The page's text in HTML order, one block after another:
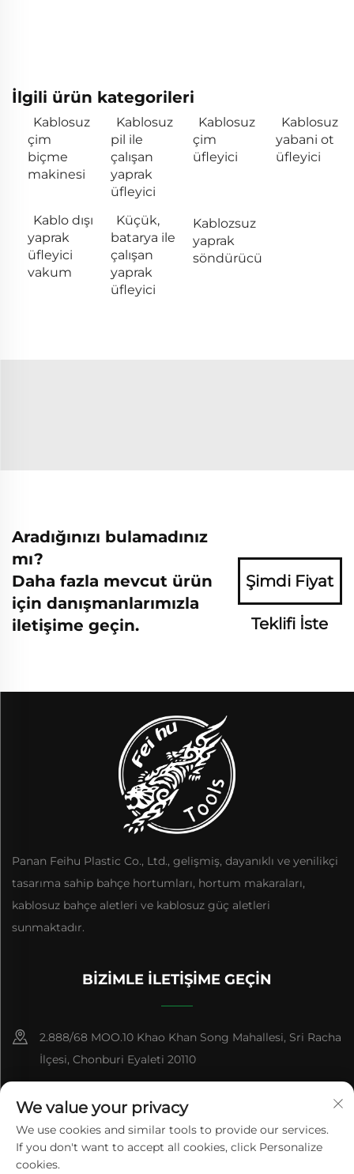
İlgili ürün kategorileri
Kablosuz
çim
biçme
makinesi
Kablosuz
pil ile
çalışan
yaprak
üfleyici
Kablosuz
çim
üfleyici
Kablosuz
yabani ot
üfleyici
Kablo dışı
yaprak
üfleyici
vakum
Küçük,
batarya ile
çalışan
yaprak
üfleyici
Kablozsuz
yaprak
söndürücü
Aradığınızı bulamadınız
mı?
Daha fazla mevcut ürün
için danışmanlarımızla
iletişime geçin.
Şimdi Fiyat
Teklifi İste
Panan Feihu Plastic Co., Ltd., gelişmiş, dayanıklı ve yenilikçi
tasarıma sahip bahçe hortumları, hortum makaraları,
kablosuz bahçe aletleri ve kablosuz güç aletleri
sunmaktadır.
BIZIMLE İLETIŞIME GEÇIN
2.888/68 MOO.10 Khao Khan Song Mahallesi, Sri Racha
İlçesi, Chonburi Eyaleti 20110
[email protected]
We value your privacy
We use cookies and similar tools to provide our services.
If you don't want to accept all cookies, click Personalize
cookies.